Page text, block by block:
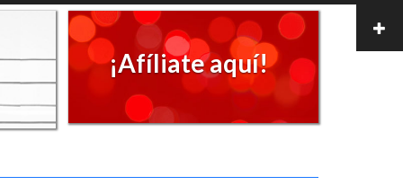
¡Afíliate aquí!